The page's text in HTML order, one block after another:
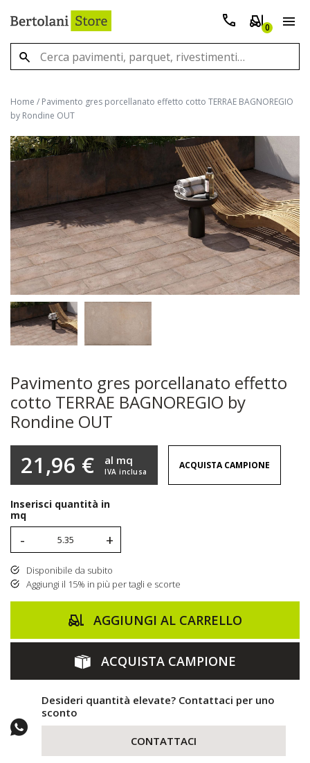
0
Home / Pavimento gres porcellanato effetto cotto TERRAE BAGNOREGIO
by Rondine OUT
Pavimento gres porcellanato effetto
cotto TERRAE BAGNOREGIO by
Rondine OUT
21,96 € IVA inclusa
al mq ACQUISTA CAMPIONE
Inserisci quantità in
mq
- +
Disponibile da subito
Aggiungi il 15% in più per tagli e scorte
AGGIUNGI AL CARRELLO
ACQUISTA CAMPIONE
Desideri quantità elevate? Contattaci per uno
sconto
CONTATTACI